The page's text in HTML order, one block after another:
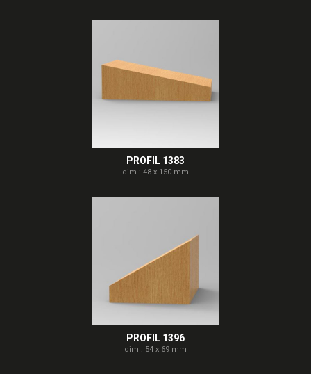
PROFIL 1383
dim : 48 x 150 mm
PROFIL 1396
dim : 54 x 69 mm